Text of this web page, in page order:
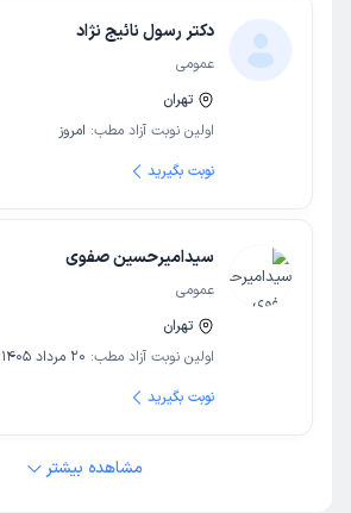
دکتر رسول نائیج نژاد
عمومی
تهران
اولین نوبت آزاد مطب: امروز
نوبت بگیرید
سیدامیرحسین صفوی
عمومی
تهران
اولین نوبت آزاد مطب: 20 مرداد 1405
نوبت بگیرید
مشاهده بیشتر